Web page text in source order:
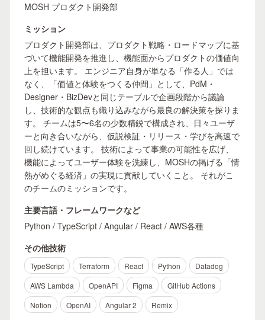
MOSH プロダクト開発部
ミッション
プロダクト開発部は、プロダクト戦略・ロードマップに基
づいて機能開発を推進し、機能面からプロダクトの価値向
上を担います。 エンジニア自身が単なる「作る人」では
なく、「価値と体験をつくる仲間」として、PdM・
Designer・BizDevと同じテーブルで企画段階から議論
し、技術的な観点も織り込みながら最良の解決策を探りま
す。 チームは5〜6名の少数精鋭で構成され、日々ユーザ
ーと向き合いながら、仮説検証・リリース・学びを高速で
回し続けています。 技術によって事業の可能性を広げ、
機能によってユーザー体験を洗練し、MOSHの掲げる「情
熱がめぐる経済」の実現に貢献していくこと。 それがこ
のチームのミッションです。
主要言語・フレームワークなど
Python / TypeScript / Angular / React / AWS各種
その他技術
TypeScript Terraform React Python
Datadog
AWS Lambda
OpenAPI Figma
GitHub Actions
Notion
OpenAI Angular 2 Remix